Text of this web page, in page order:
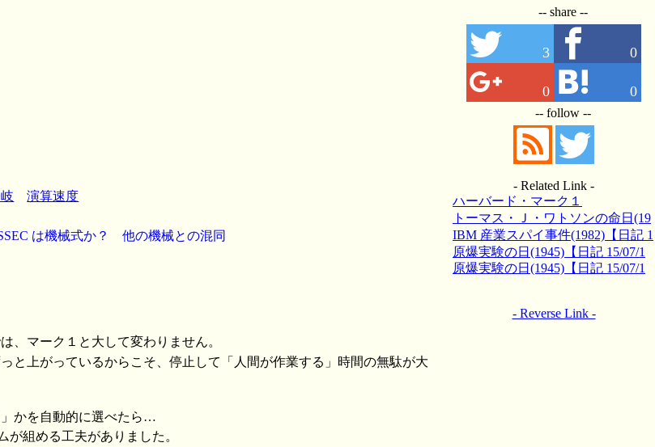
演算速度
は機械式か？
他の機械との混同
、マーク１と大して変わりません。
と上がっているからこそ、停止して「人間が作業する」時間の無駄が大
」かを自動的に選べたら…
が組める工夫がありました。
-- share --
3 0
0 0
-- follow --
- Related Link -
ハーバード・マーク１
トーマス・Ｊ・ワトソンの命日(19
56)【日記 15/06/19】
IBM 産業スパイ事件(1982)【日記 1
5/06/22】
原爆実験の日(1945)【日記 15/07/1
6】
原爆実験の日(1945)【日記 15/07/1
- Reverse Link -